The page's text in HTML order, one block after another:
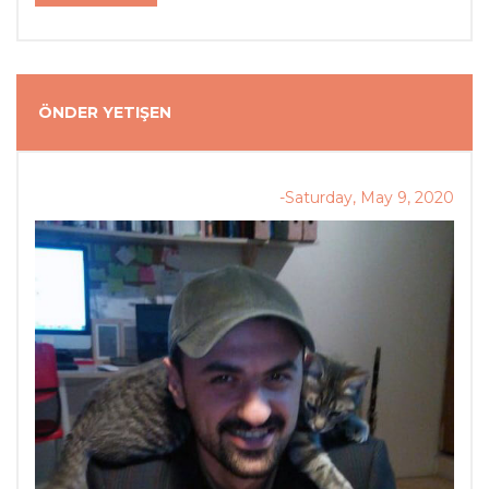
ÖNDER YETIŞEN
-Saturday, May 9, 2020